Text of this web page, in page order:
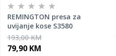
REMINGTON presa za
uvijanje kose S3580
193,00 KM
79,90 KM